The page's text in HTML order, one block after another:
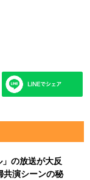
の放送が大反
演シーンの秘